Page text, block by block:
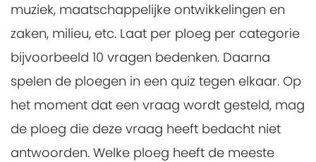
muziek, maatschappelijke ontwikkelingen en
zaken, milieu, etc. Laat per ploeg per categorie
bijvoorbeeld 10 vragen bedenken. Daarna
spelen de ploegen in een quiz tegen elkaar. Op
het moment dat een vraag wordt gesteld, mag
de ploeg die deze vraag heeft bedacht niet
antwoorden. Welke ploeg heeft de meeste